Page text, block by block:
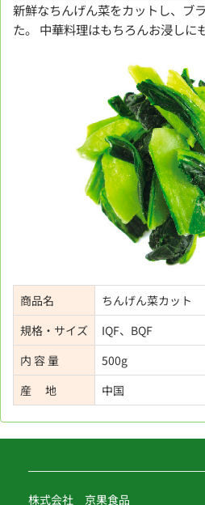
新鮮なちんげん菜をカットし、ブ
た。 中華料理はもちろんお浸しに
商品名
ちんげん菜カット
規格・サイズ
IQF、BQF
内 容 量
500g
産 地
中国
株式会社 京果食品